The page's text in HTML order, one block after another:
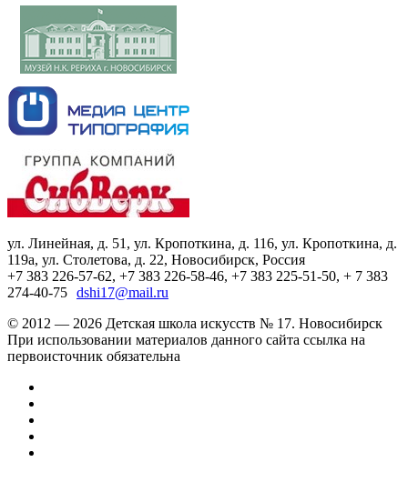
ул. Линейная, д. 51, ул. Кропоткина, д. 116, ул. Кропоткина, д.
119а, ул. Столетова, д. 22, Новосибирск, Россия
+7 383 226-57-62, +7 383 226-58-46, +7 383 225-51-50, + 7 383
274-40-75 dshi17@mail.ru
© 2012 — 2026 Детская школа искусств № 17. Новосибирск
При использовании материалов данного сайта ссылка на
первоисточник обязательна